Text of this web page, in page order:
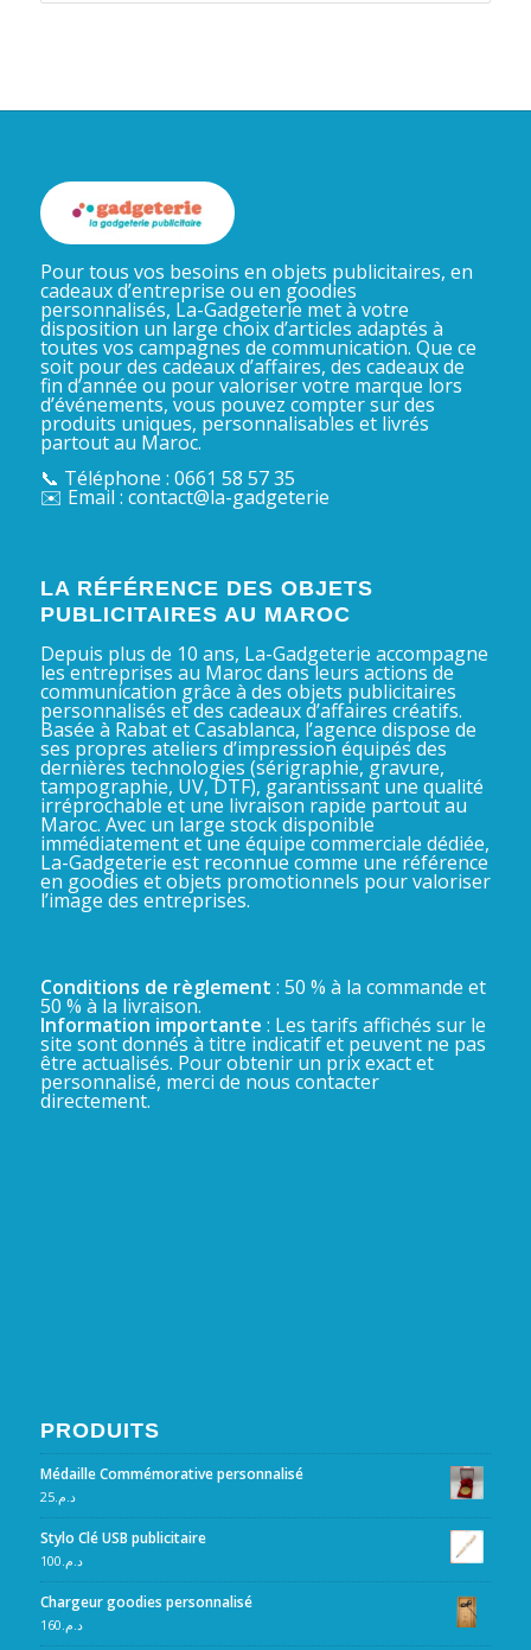
Pour tous vos besoins en objets publicitaires, en
cadeaux d’entreprise ou en goodies
personnalisés, La-Gadgeterie met à votre
disposition un large choix d’articles adaptés à
toutes vos campagnes de communication. Que ce
soit pour des cadeaux d’affaires, des cadeaux de
fin d’année ou pour valoriser votre marque lors
d’événements, vous pouvez compter sur des
produits uniques, personnalisables et livrés
partout au Maroc.
📞 Téléphone : 0661 58 57 35
✉️ Email : contact@la-gadgeterie
LA RÉFÉRENCE DES OBJETS
PUBLICITAIRES AU MAROC
Depuis plus de 10 ans, La-Gadgeterie accompagne
les entreprises au Maroc dans leurs actions de
communication grâce à des objets publicitaires
personnalisés et des cadeaux d’affaires créatifs.
Basée à Rabat et Casablanca, l’agence dispose de
ses propres ateliers d’impression équipés des
dernières technologies (sérigraphie, gravure,
tampographie, UV, DTF), garantissant une qualité
irréprochable et une livraison rapide partout au
Maroc. Avec un large stock disponible
immédiatement et une équipe commerciale dédiée,
La-Gadgeterie est reconnue comme une référence
en goodies et objets promotionnels pour valoriser
l’image des entreprises.
Conditions de règlement : 50 % à la commande et
50 % à la livraison.
Information importante : Les tarifs affichés sur le
site sont donnés à titre indicatif et peuvent ne pas
être actualisés. Pour obtenir un prix exact et
personnalisé, merci de nous contacter
directement.
PRODUITS
Médaille Commémorative personnalisé
د.م.25
Stylo Clé USB publicitaire
د.م. 100
Chargeur goodies personnalisé
د.م. 160